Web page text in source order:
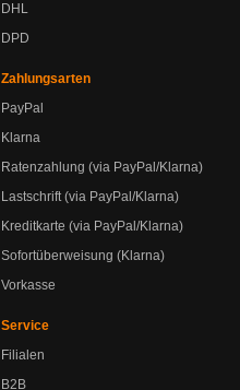
DHL
DPD
Zahlungsarten
PayPal
Klarna
Ratenzahlung (via PayPal/Klarna)
Lastschrift (via PayPal/Klarna)
Kreditkarte (via PayPal/Klarna)
Sofortüberweisung (Klarna)
Vorkasse
Service
Filialen
B2B